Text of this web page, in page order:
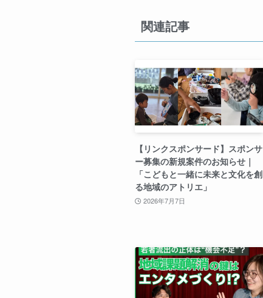
関連記事
【リンクスポンサード】スポンサ
ー募集の新規案件のお知らせ｜
「こどもと一緒に未来と文化を創
る地域のアトリエ」
2026年7月7日